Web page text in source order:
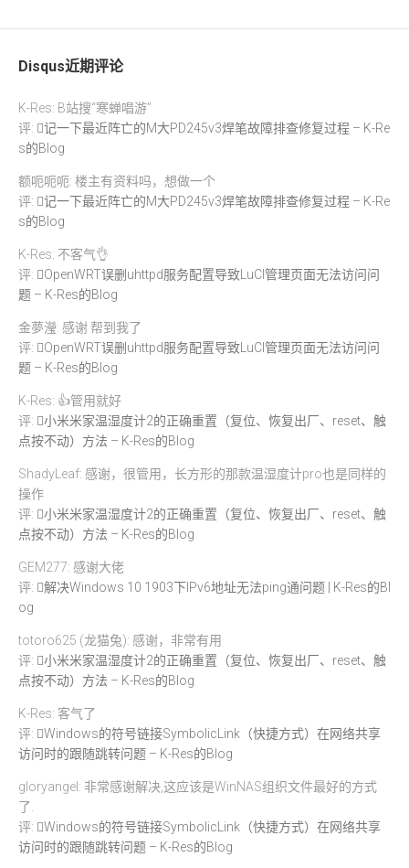
Disqus近期评论
K-Res: B站搜“寒蝉唱游”
评:
记一下最近阵亡的M大PD245v3焊笔故障排查修复过程 – K-Re
s的Blog
额呃呃呃: 楼主有资料吗，想做一个
评:
记一下最近阵亡的M大PD245v3焊笔故障排查修复过程 – K-Re
s的Blog
K-Res: 不客气👌
评:
OpenWRT误删uhttpd服务配置导致LuCI管理页面无法访问问
题 – K-Res的Blog
金夢瀅: 感谢 帮到我了
评:
OpenWRT误删uhttpd服务配置导致LuCI管理页面无法访问问
题 – K-Res的Blog
K-Res: 👍管用就好
评:
小米米家温湿度计2的正确重置（复位、恢复出厂、reset、触
点按不动）方法 – K-Res的Blog
ShadyLeaf: 感谢，很管用，长方形的那款温湿度计pro也是同样的
操作
评:
小米米家温湿度计2的正确重置（复位、恢复出厂、reset、触
点按不动）方法 – K-Res的Blog
GEM277: 感谢大佬
评:
解决Windows 10 1903下IPv6地址无法ping通问题 | K-Res的Bl
og
totoro625 (龙猫兔): 感谢，非常有用
评:
小米米家温湿度计2的正确重置（复位、恢复出厂、reset、触
点按不动）方法 – K-Res的Blog
K-Res: 客气了
评:
Windows的符号链接SymbolicLink（快捷方式）在网络共享
访问时的跟随跳转问题 – K-Res的Blog
gloryangel: 非常感谢解决,这应该是WinNAS组织文件最好的方式
了.
评:
Windows的符号链接SymbolicLink（快捷方式）在网络共享
访问时的跟随跳转问题 – K-Res的Blog